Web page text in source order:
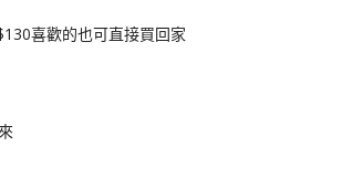
喜歡的也可直接買回家